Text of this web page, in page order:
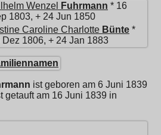
Wenzel Fuhrmann * 16
1803, + 24 Jun 1850
Caroline Charlotte Bünte *
Dez 1806, + 24 Jan 1883
ist geboren am 6 Juni 1839
getauft am 16 Juni 1839 in